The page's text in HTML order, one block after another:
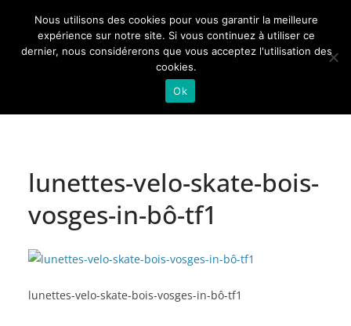
contenu
Actualités de Lorraine pour les Lorrains
lunettes-velo-skate-bois-
vosges-in-bô-tf1
lunettes-velo-skate-bois-vosges-in-bô-tf1
Nous utilisons des cookies pour vous garantir la meilleure
expérience sur notre site. Si vous continuez à utiliser ce
dernier, nous considérerons que vous acceptez l'utilisation des
cookies.
Ok